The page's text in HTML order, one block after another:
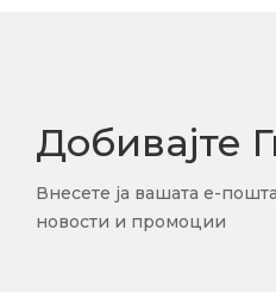
Добивајте
Внесете ја вашата е-
новости и промоции